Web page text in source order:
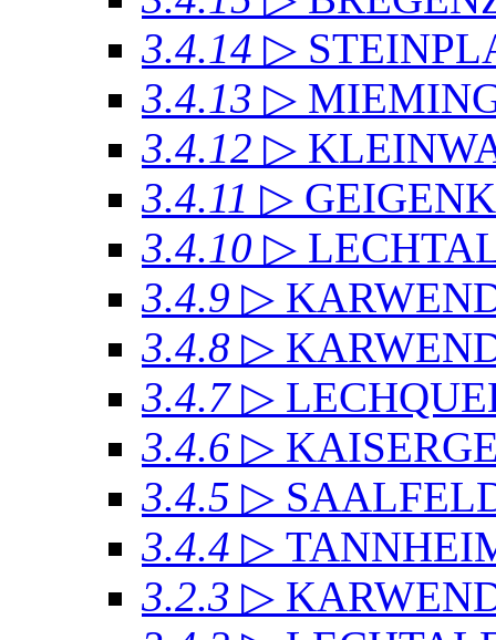
3.4.14 ▷
3.4.13 ▷
3.4.12 ▷
3.4.11 ▷
3.4.10 ▷
3.4.9 ▷
3.4.8 ▷
3.4.7 ▷
3.4.6 ▷
3.4.5 ▷
3.4.4 ▷
3.2.3 ▷